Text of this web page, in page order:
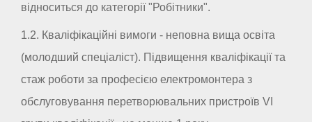
відноситься до категорії "Робітники".
1.2. Кваліфікаційні вимоги - неповна вища освіта
(молодший спеціаліст). Підвищення кваліфікації та
стаж роботи за професією електромонтера з
обслуговування перетворювальних пристроїв VI